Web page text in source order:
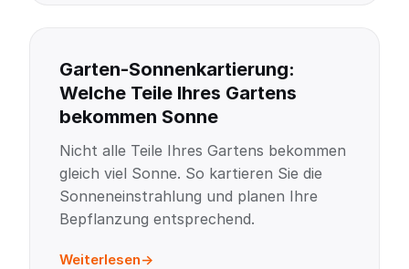
Garten-Sonnenkartierung:
Welche Teile Ihres Gartens
bekommen Sonne
Nicht alle Teile Ihres Gartens bekommen
gleich viel Sonne. So kartieren Sie die
Sonneneinstrahlung und planen Ihre
Bepflanzung entsprechend.
Weiterlesen